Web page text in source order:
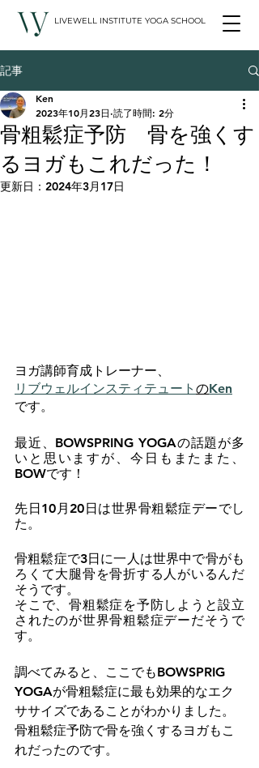
LIVEWELL INSTITUTE YOGA SCHOOL
記事
骨粗鬆症予防 骨を強くす
るヨガもこれだった！
Ken
2023年10月23日 読了時間: 2分
更新日： 2024年3月17日
ヨガ講師育成トレーナー、
リブウェルインスティテュート のKen
です。
最近、BOWSPRING YOGAの話題が多
いと思いますが、今日もまたまた、
BOWです！
先日10月20日は世界骨粗鬆症デーでし
た。
骨粗鬆症で3日に一人は世界中で骨がも
ろくて大腿骨を骨折する人がいるんだ
そうです。
そこで、骨粗鬆症を予防しようと設立
されたのが世界骨粗鬆症デーだそうで
す。
調べてみると、ここでもBOWSPRIG
YOGAが骨粗鬆症に最も効果的なエク
ササイズであることがわかりました。
骨粗鬆症予防で骨を強くするヨガもこ
れだったのです。